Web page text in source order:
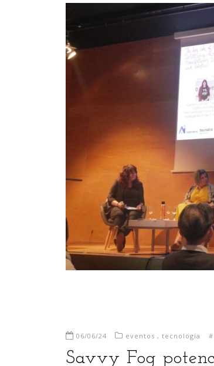
06/06/24 eventos , tecnología #
Savvy Fog